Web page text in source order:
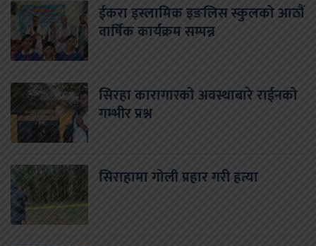
ईकरा इस्लामिक इङलिस स्कुलको आठौं
वार्षिक कार्यक्रम सम्पन्न
सिरहा कारागारको अवस्थाबारे राईनको
गम्भीर प्रश्न
सिराहामा गोली प्रहार गरी हत्या